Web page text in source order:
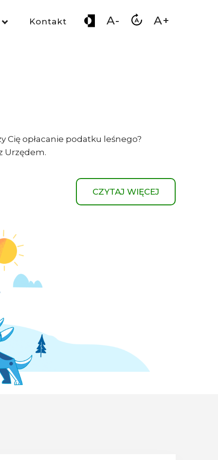
Kontakt A- A+
Cię opłacanie podatku leśnego?
Urzędem.
CZYTAJ WIĘCEJ